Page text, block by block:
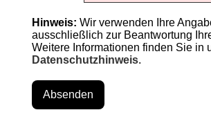
Hinweis: Wir verwenden Ihre
ausschließlich zur Beantwortung
Weitere Informationen finden Sie in
Datenschutzhinweis.
Absenden